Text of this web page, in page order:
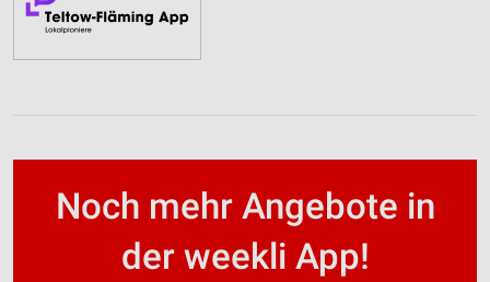
Noch mehr Angebote in
der weekli App!